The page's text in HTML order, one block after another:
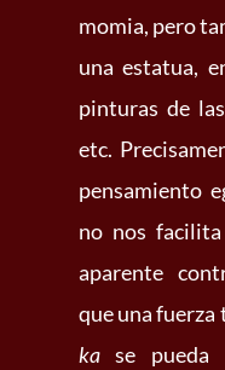
momia, pero
una estatua,
pinturas de
etc.
pensamiento
no nos
aparente
que una fuerza
kase pueda